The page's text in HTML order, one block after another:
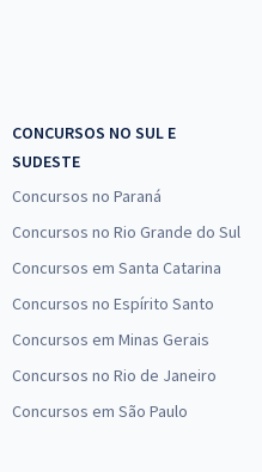
CONCURSOS NO SUL E
SUDESTE
Concursos no Paraná
Concursos no Rio Grande do Sul
Concursos em Santa Catarina
Concursos no Espírito Santo
Concursos em Minas Gerais
Concursos no Rio de Janeiro
Concursos em São Paulo